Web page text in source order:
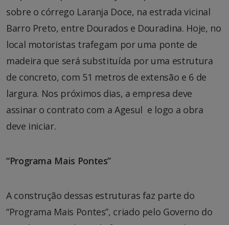
sobre o córrego Laranja Doce, na estrada vicinal
Barro Preto, entre Dourados e Douradina. Hoje, no
local motoristas trafegam por uma ponte de
madeira que será substituída por uma estrutura
de concreto, com 51 metros de extensão e 6 de
largura. Nos próximos dias, a empresa deve
assinar o contrato com a Agesul e logo a obra
deve iniciar.
“Programa Mais Pontes”
A construção dessas estruturas faz parte do
“Programa Mais Pontes”, criado pelo Governo do